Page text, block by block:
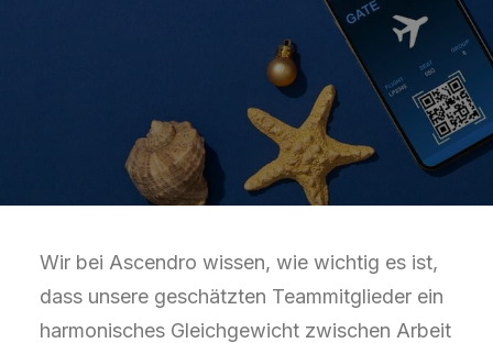
Wir bei Ascendro wissen, wie wichtig es ist,
dass unsere geschätzten Teammitglieder ein
harmonisches Gleichgewicht zwischen Arbeit